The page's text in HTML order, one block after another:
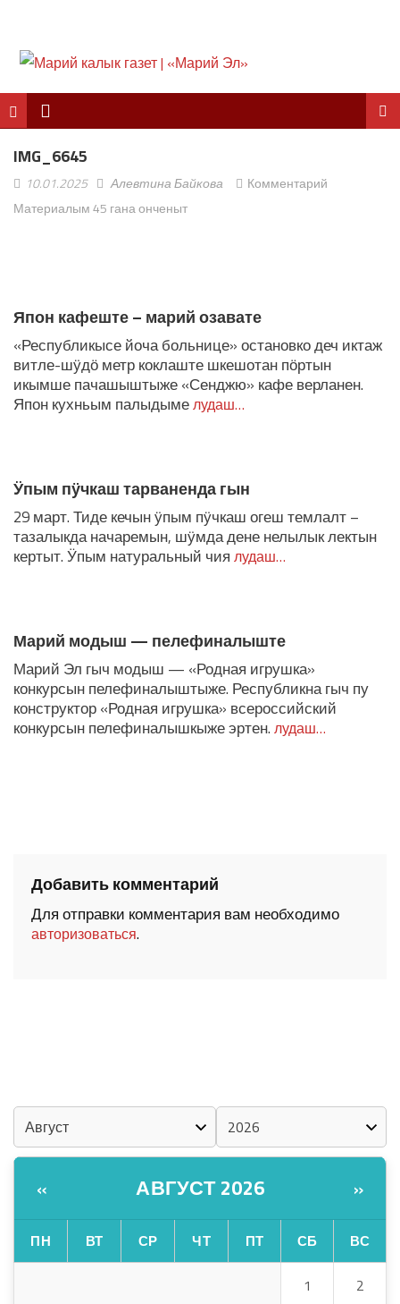
IMG_6645
10.01.2025 Алевтина Байкова
Комментарий
Материалым 45 гана онченыт
Япон кафеште – марий озавате
«Республикысе йоча больнице» остановко деч иктаж
витле-шӱдӧ метр коклаште шкешотан пӧртын
икымше пачашыштыже «Сенджю» кафе верланен.
Япон кухньым палыдымелудаш…
Ӱпым пӱчкаш тарваненда гын
29 март. Тиде кечын ӱпым пӱчкаш огеш темлалт –
тазалыкда начаремын, шӱмда дене нелылык лектын
кертыт. Ӱпым натуральный чия лудаш…
Марий модыш — пелефиналыште
Марий Эл гыч модыш — «Родная игрушка»
конкурсын пелефиналыштыже. Республикна гыч пу
конструктор «Родная игрушка» всероссийский
конкурсын пелефиналышкыже эртен. лудаш…
Добавить комментарий
Для отправки комментария вам необходимо
авторизоваться.
« АВГУСТ 2026 »
ПН ВТ СР ЧТ ПТ СБ ВС
1 2